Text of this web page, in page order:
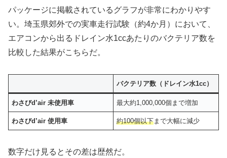
パッケージに掲載されているグラフが非常にわかりやす
い。埼玉県郊外での実車走行試験（約4か月）において、
エアコンから出るドレイン水1ccあたりのバクテリア数を
比較した結果がこちらだ。
バクテリア数（ドレイン水1cc）
わさびd’air 未使用車 最大約1,000,000個まで増加
わさびd’air 使用車 約100個以下まで大幅に減少
数字だけ見るとその差は歴然だ。